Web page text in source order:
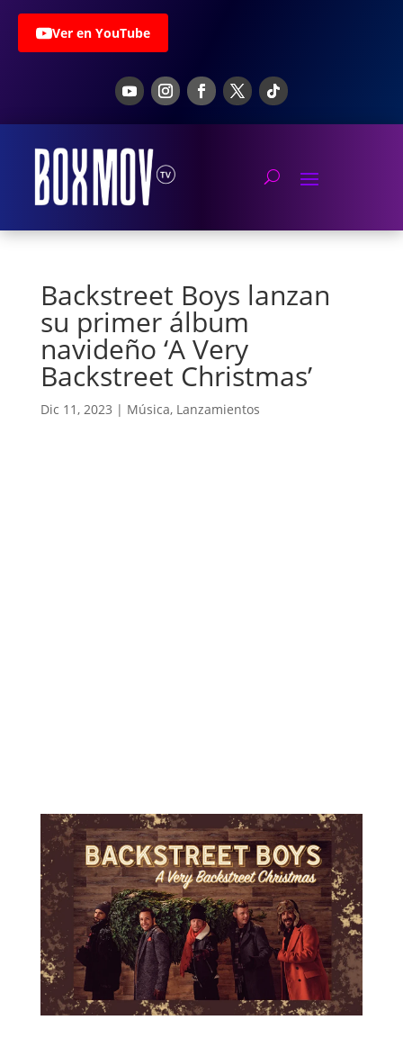
Ver en YouTube
Backstreet Boys lanzan
su primer álbum
navideño ‘A Very
Backstreet Christmas’
Dic 11, 2023 | Música, Lanzamientos